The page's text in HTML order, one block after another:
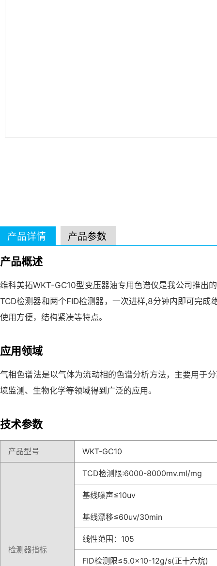
产品详情 产品参数
产品概述
维科美拓WKT-GC10型变压器油专用色谱仪是我公司推出
TCD检测器和两个FID检测器，一次进样,8分钟内即可完
使用方便，结构紧凑等特点。
应用领域
气相色谱法是以气体为流动相的色谱分析方法，主要用于
境监测、生物化学等领域得到广泛的应用。
技术参数
产品型号 WKT-GC10
检测器指标
TCD检测限:6000-8000mv.ml/mg
基线噪声≤10uv
基线漂移≤60uv/30min
线性范围：105
FID检测限≤5.0×10-12g/s(正十六烷)